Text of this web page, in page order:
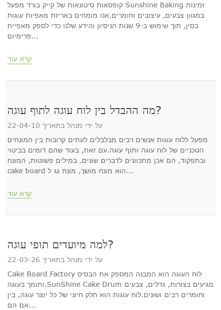
קופסאות סיטונאות של קייק בורד מפעל Sunshine Baking זמינות
במגוון צבעים, עיצובים וחומרים.אנו מומחים באריזת מאפיות עוגות
בסין, תוך שימוש ב-9 שנות הניסיון והידע שלנו כדי לספק מאפיית
פרימיום...
קרא עוד
מה ההבדל בין לוח עוגה לתוף עוגה?
על ידי מנהל בתאריך 22-04-10
מפעל ללוח עוגות אנשים רבים מבלבלים לעתים קרובות בין המונחים
הטכניים של לוח עוגה ותוף עוגה.עם זאת, בעוד שהם דומים בביטוי
ובתפקוד, הם אכן מתכוונים לדברים שונים. במילים פשוטות, המונח
cake board הוא מונח מושך, מונח גג ל...
קרא עוד
למה מיועדים תופי עוגה?
על ידי מנהל בתאריך 22-03-26
Cake Board Factory לוח העוגה הוא המבנה המספק את הבסיס
ותומך בעוגה.SunShine Cake Drum מגיעים בצורות, גדלים, צבעים
וחומרים רבים ושונים.לוח עוגות הוא חלק חיוני של כל יוצר עוגה, בין
אם הם...